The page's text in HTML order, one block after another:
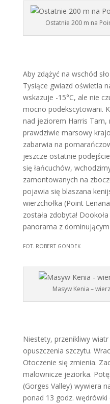
Ostatnie 200 m na
Aby zdążyć na wschód
Tysiące gwiazd oświetla
wskazuje -15°C, ale nie
mocno podekscytowani.
nad jeziorem Harris
prawdziwie marsowy
zabarwia na
jeszcze ostatnie
się łańcuchów,
zamontowanych na
pojawia się blaszana
wierzchołka (Point
została zdobyta!
panorama z
FOT. ROBERT GONDEK
Masyw Kenia –
Niestety, przenikliwy
opuszczenia szczytu.
Otoczenie się zmienia.
malownicze jeziorka.
(Gorges Valley) wywiera
ponad 13 godz.